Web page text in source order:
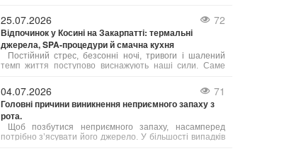
ледар» — це людина, яка тренується годину, але
решту 23 години проводить без руху.
25.07.2026 72
Відпочинок у Косині на Закарпатті: термальні
джерела, SPA-процедури й смачна кухня
Постійний стрес, безсонні ночі, тривоги і шалений
темп життя поступово виснажують наші сили. Саме
розслабитись, а й подбати про своє здоров’я. Косино
на Закарпатті — це один із таких кофортних куточків,
де завдяки цілющим термальним водам, сучасним
wellness- і SPA-програмам, а також медичним послугам
можна повністю відновити тіло і розум.
04.07.2026 71
Головні причини виникнення неприємного запаху з
рота.
Щоб позбутися неприємного запаху, насамперед
потрібно з’ясувати його джерело. У більшості випадків